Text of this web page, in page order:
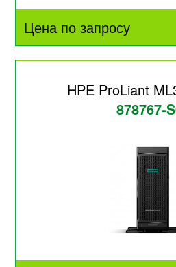
Цена по запросу
HPE ProLiant
878767-